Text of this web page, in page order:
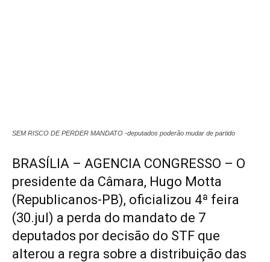
SEM RISCO DE PERDER MANDATO -deputados poderão mudar de partido
BRASÍLIA – AGENCIA CONGRESSO – O
presidente da Câmara, Hugo Motta
(Republicanos-PB), oficializou 4ª feira
(30.jul) a perda do mandato de 7
deputados por decisão do STF que
alterou a regra sobre a distribuição das